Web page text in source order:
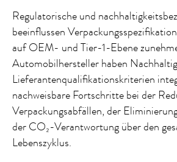
Regulatorische und
beeinflussen
auf OEM- und Tier-1-Ebene
Automobilhersteller haben
Lieferantenqualifikationskriterien
nachweisbare Fortschritte bei der
Verpackungsabfällen, der
der CO₂-Verantwortung über den
Lebenszyklus.